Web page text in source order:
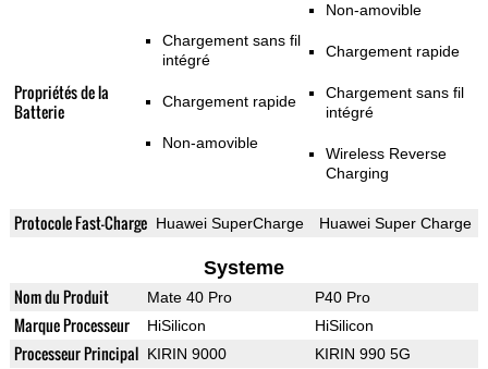
Propriétés de la
Batterie
Chargement sans fil
intégré
Chargement rapide
Non-amovible
Non-amovible
Chargement rapide
Chargement sans fil
intégré
Wireless Reverse
Charging
Protocole Fast-Charge Huawei SuperCharge Huawei Super Charge
Systeme
Nom du Produit Mate 40 Pro P40 Pro
Marque Processeur HiSilicon HiSilicon
Processeur Principal KIRIN 9000 KIRIN 990 5G